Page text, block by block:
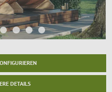
DETAILS